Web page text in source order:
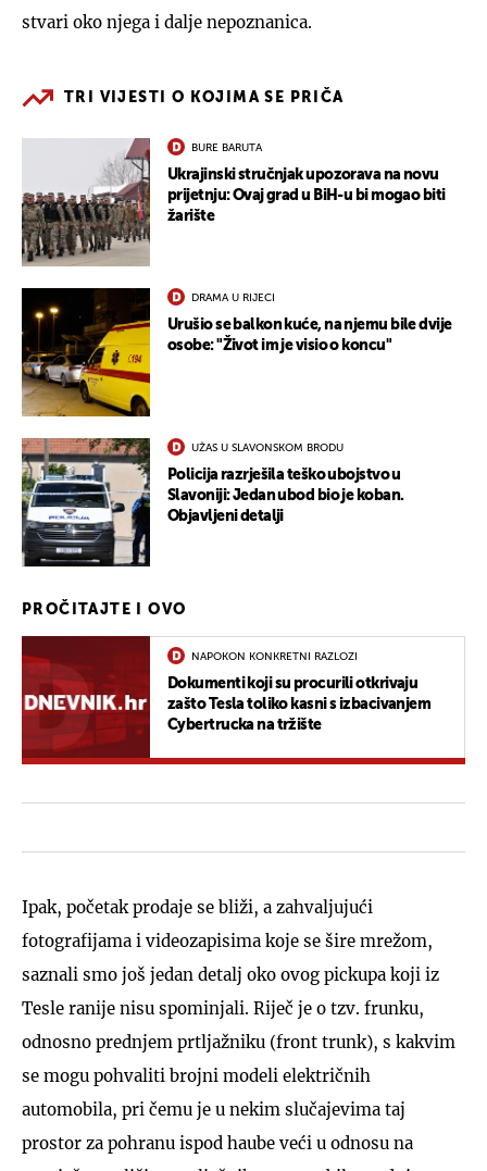
stvari oko njega i dalje nepoznanica.
TRI VIJESTI O KOJIMA SE PRIČA
BURE BARUTA
Ukrajinski stručnjak upozorava na novu
prijetnju: Ovaj grad u BiH-u bi mogao biti
žarište
DRAMA U RIJECI
Urušio se balkon kuće, na njemu bile dvije
osobe: "Život im je visio o koncu"
UŽAS U SLAVONSKOM BRODU
Policija razrješila teško ubojstvo u
Slavoniji: Jedan ubod bio je koban.
Objavljeni detalji
PROČITAJTE I OVO
NAPOKON KONKRETNI RAZLOZI
Dokumenti koji su procurili otkrivaju
zašto Tesla toliko kasni s izbacivanjem
Cybertrucka na tržište
Ipak, početak prodaje se bliži, a zahvaljujući
fotografijama i videozapisima koje se šire mrežom,
saznali smo još jedan detalj oko ovog pickupa koji iz
Tesle ranije nisu spominjali. Riječ je o tzv. frunku,
odnosno prednjem prtljažniku (front trunk), s kakvim
se mogu pohvaliti brojni modeli električnih
automobila, pri čemu je u nekim slučajevima taj
prostor za pohranu ispod haube veći u odnosu na